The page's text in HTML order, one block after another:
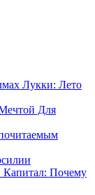
Лукки: Лето
Для
Почему